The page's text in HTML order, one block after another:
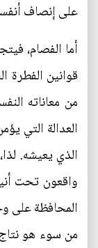
على إنصاف
أما الفصام،
قوانين الفطرة
من معاناته
العدالة التي
الذي يعيشه.
واقعون تحت
المحافظة على
من سوء هو نتاج